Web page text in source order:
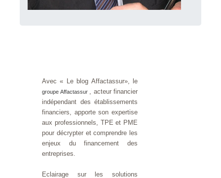
Avec « Le blog Affactassur», le
groupe Affactassur , acteur financier
indépendant des établissements
financiers, apporte son expertise
aux professionnels, TPE et PME
pour décrypter et comprendre les
enjeux du financement des
entreprises.
Eclairage sur les solutions